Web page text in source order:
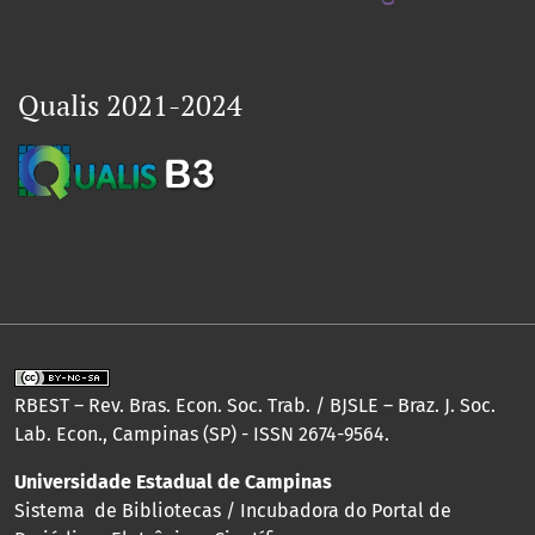
Qualis 2021-2024
RBEST – Rev. Bras. Econ. Soc. Trab. / BJSLE – Braz. J. Soc.
Lab. Econ., Campinas (SP) - ISSN 2674-9564.
Universidade Estadual de Campinas
Sistema de Bibliotecas / Incubadora do Portal de